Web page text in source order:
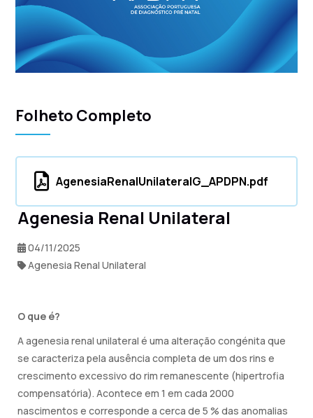
Folheto Completo
AgenesiaRenalUnilateralG_APDPN.pdf
Agenesia Renal Unilateral
04/11/2025
Agenesia Renal Unilateral
O que é?
A agenesia renal unilateral é uma alteração congénita que
se caracteriza pela ausência completa de um dos rins e
crescimento excessivo do rim remanescente (hipertrofia
compensatória). Acontece em 1 em cada 2000
nascimentos e corresponde a cerca de 5 % das anomalias